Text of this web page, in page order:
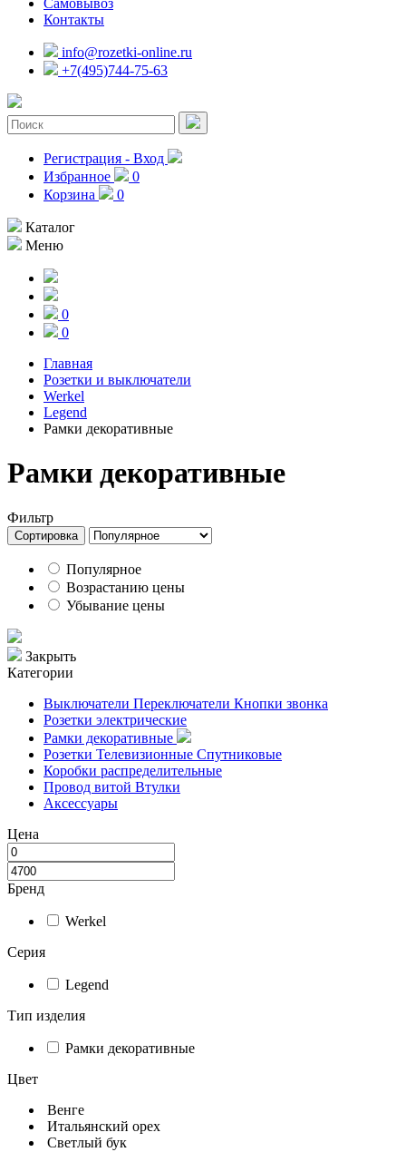
Самовывоз
Контакты
info@rozetki-online.ru
+7(495)744-75-63
Регистрация - Вход
Избранное
0
Корзина
0
Каталог
Меню
0
0
Главная
Розетки и выключатели
Werkel
Legend
Рамки декоративные
Рамки декоративные
Фильтр
Сортировка
Популярное
Возрастанию цены
Убывание цены
Закрыть
Категории
Выключатели Переключатели Кнопки звонка
Розетки электрические
Рамки декоративные
Розетки Телевизионные Спутниковые
Коробки распределительные
Провод витой Втулки
Аксессуары
Цена
Бренд
Werkel
Серия
Legend
Тип изделия
Рамки декоративные
Цвет
Венге
Итальянский орех
Светлый бук